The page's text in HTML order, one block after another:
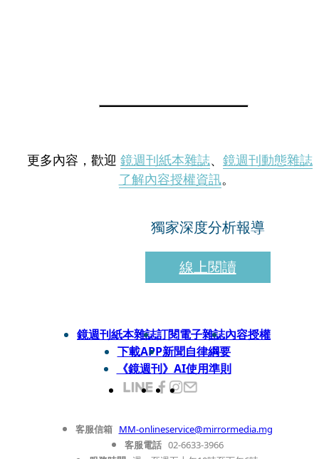
更多內容，歡迎 鏡週刊紙本雜誌、 鏡週刊動態雜誌
了解內容授權資訊。
獨家深度分析報導
線上閱讀
鏡週刊紙本雜誌訂閱電子雜誌內容授權
下載APP新聞自律綱要
《鏡週刊》AI使用準則
客服信箱 MM-onlineservice@mirrormedia.mg
客服電話 02-6633-3966